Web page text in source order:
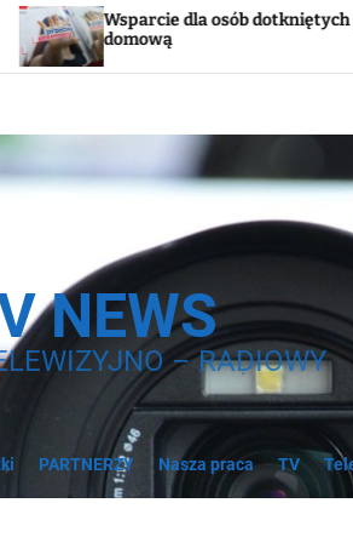
dla osób dotkniętych przemocą
NEWS
– RADIOWY
PARTNERZY Nasza praca TV